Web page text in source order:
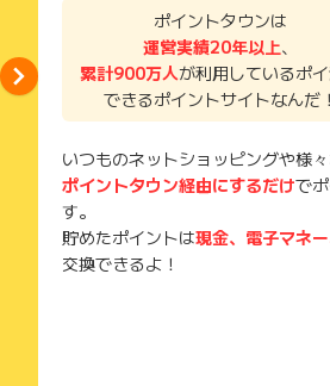
了などのメールは、ポイント獲得する
獲得待ち・獲得失敗の状態でお問い合わ
メールを送っていただく場合がござい
そのため、紛失・破棄された場合は対
ご注意ください。
(※) SafariやChromeなどwebサイトを
ポイントタウンは
運営実績20年以上、
累計900万人が利用しているポ
できるポイントサイトなんだ！
いつものネットショッピングや様
ポイントタウン経由にするだけで
す。
貯めたポイントは現金、電子マネ
交換できるよ！